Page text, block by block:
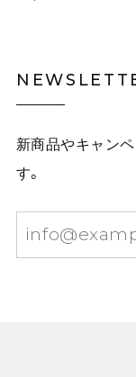
新商品やキャン
す。